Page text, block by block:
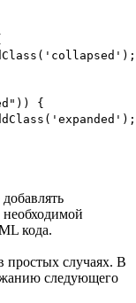
{
кода.
простых случаях. В
следующего